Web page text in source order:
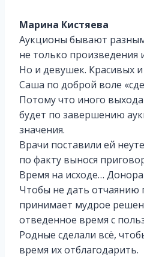
Марина Кистяева
Аукционы бывают
не только произведения
Но и девушек. Красивых
Саша по доброй воле
Потому что иного
будет по завершению
значения.
Врачи поставили ей
по факту вынося
Время на исходе…
Чтобы не дать отчаянию
принимает мудрое
отведенное время с
Родные сделали всё,
время их отблагодарить.